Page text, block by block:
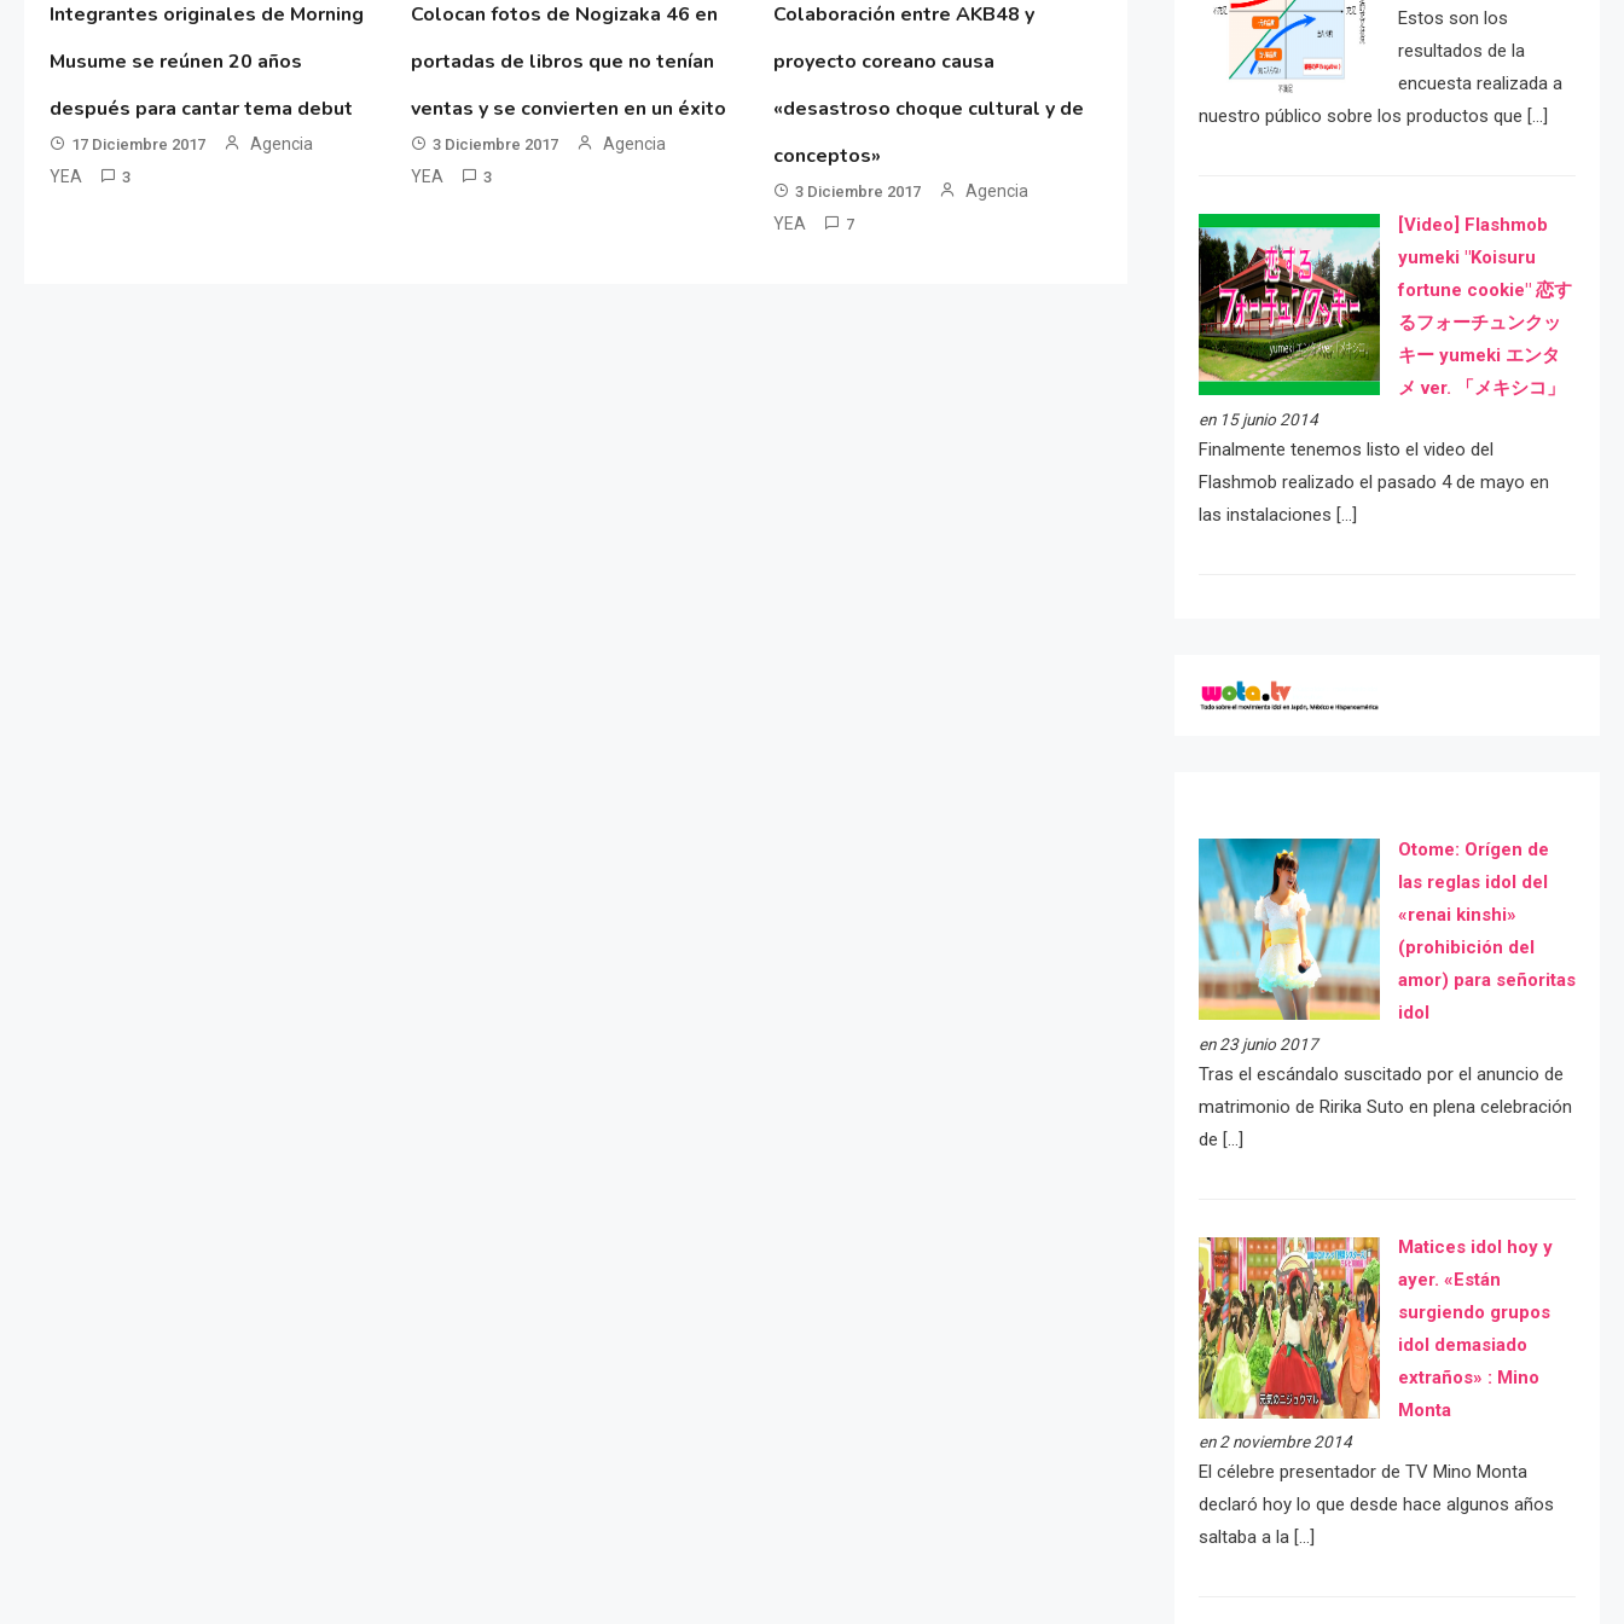
Integrantes originales de Morning
Musume se reúnen 20 años
después para cantar tema debut
17 Diciembre 2017
Agencia
YEA
3
Colocan fotos de Nogizaka 46 en
portadas de libros que no tenían
ventas y se convierten en un éxito
3 Diciembre 2017
Agencia
YEA
3
Colaboración entre AKB48 y
proyecto coreano causa
«desastroso choque cultural y de
conceptos»
3 Diciembre 2017
Agencia
YEA
7
Estos son los
resultados de la
encuesta realizada a
nuestro público sobre los productos que […]
[Video] Flashmob
yumeki "Koisuru
fortune cookie" 恋す
るフォーチュンクッ
キー yumeki エンタ
メ ver. 「メキシコ」
en 15 junio 2014
Finalmente tenemos listo el video del
Flashmob realizado el pasado 4 de mayo en
las instalaciones […]
Otome: Orígen de
las reglas idol del
«renai kinshi»
(prohibición del
amor) para señoritas
idol
en 23 junio 2017
Tras el escándalo suscitado por el anuncio de
matrimonio de Ririka Suto en plena celebración
de […]
Matices idol hoy y
ayer. «Están
surgiendo grupos
idol demasiado
extraños» : Mino
Monta
en 2 noviembre 2014
El célebre presentador de TV Mino Monta
declaró hoy lo que desde hace algunos años
saltaba a la […]